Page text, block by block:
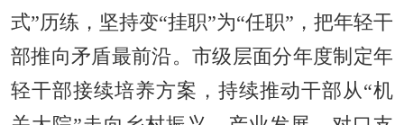
式”历练，坚持变“挂职”为“任职”，把年轻干
部推向矛盾最前沿。市级层面分年度制定年
轻干部接续培养方案，持续推动干部从“机